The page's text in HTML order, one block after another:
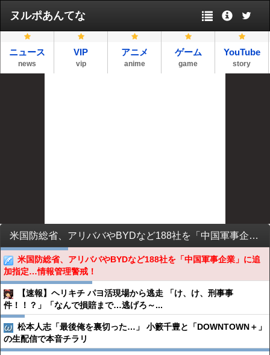
ヌルポあんてな
ニュース
news
VIP
vip
アニメ
anime
ゲーム
game
YouTube
story
米国防総省、アリババやBYDなど188社を「中国軍事企業」に追加指定…情報管理警戒！
米国防総省、アリババやBYDなど188社を「中国軍事企業」に追
加指定…情報管理警戒！
【速報】ヘリキチ パヨ活現場から逃走 「け、け、刑事事
件！！？」「なんで損賠まで…逃げろ～...
松本人志「最後俺を裏切った…」 小籔千豊と「DOWNTOWN＋」
の生配信で本音チラリ